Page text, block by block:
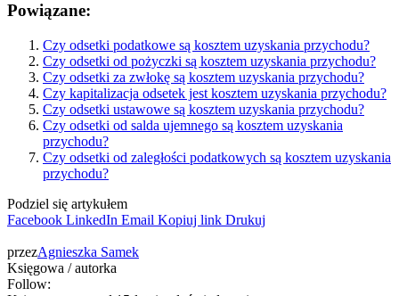
Powiązane:
Czy odsetki podatkowe są kosztem uzyskania przychodu?
Czy odsetki od pożyczki są kosztem uzyskania przychodu?
Czy odsetki za zwłokę są kosztem uzyskania przychodu?
Czy kapitalizacja odsetek jest kosztem uzyskania przychodu?
Czy odsetki ustawowe są kosztem uzyskania przychodu?
Czy odsetki od salda ujemnego są kosztem uzyskania
przychodu?
Czy odsetki od zaległości podatkowych są kosztem uzyskania
przychodu?
Podziel się artykułem
Facebook LinkedIn Email Kopiuj link Drukuj
przezAgnieszka Samek
Księgowa / autorka
Follow: